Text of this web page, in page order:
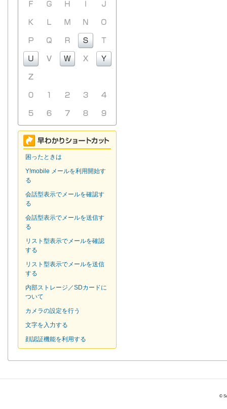
困ったときは
Y!mobile メールを利用開始す
る
会話型表示でメールを確認す
る
会話型表示でメールを送信す
る
リスト型表示でメールを確認
する
リスト型表示でメールを送信
する
内部ストレージ／SDカードに
ついて
カメラの設定を行う
文字を入力する
顔認証機能を利用する
©